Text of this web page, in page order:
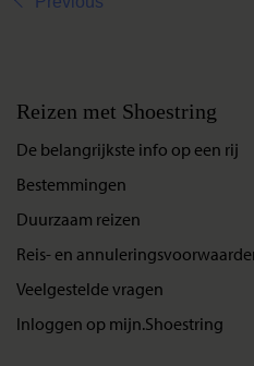
Reizen met Shoestring
De belangrijkste info op een rij
Bestemmingen
Duurzaam reizen
Reis- en
Veelgestelde vragen
Inloggen op mijn.Shoestring